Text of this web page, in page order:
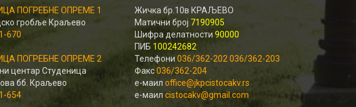
ПОГРЕБНЕ ОПРЕМЕ 1
гробље Краљево
670
ПОГРЕБНЕ ОПРЕМЕ 2
центар Студеница
бб. Краљево
654
Жичка бр.10в КРАЉЕВО
Матични број 7190905
Шифра делатности 90000
ПИБ 100242682
Телефони 036/362-202 036/362-203
Факс036/362-204
е-маил office@jkpcistocakv.rs
е-маил cistocakv@gmail.com